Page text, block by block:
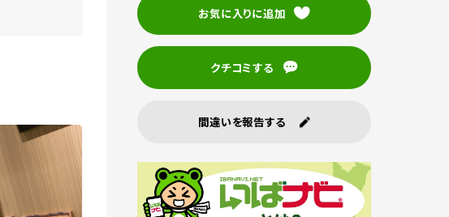
お気に入りに追加
クチコミする
間違いを報告する